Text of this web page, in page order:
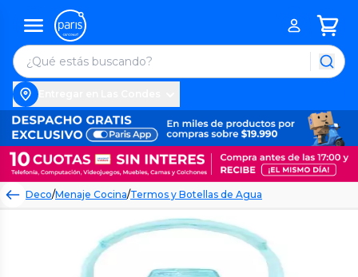
Deco/Menaje Cocina/Termos y Botellas de Agua